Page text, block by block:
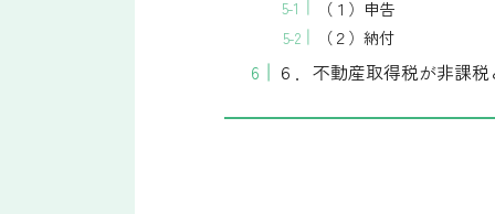
（１）申告
（２）納付
６．不動産取得税が非課